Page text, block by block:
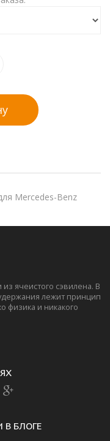
Mercedes-Benz
ячеистого сэвилена. В
лежит принцип
физика и никакого
БЛОГЕ